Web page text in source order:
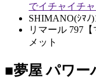
でイチャイチャ
SHIMANO(ｼﾏﾉ
リマール 797
メット
■夢屋 パワー